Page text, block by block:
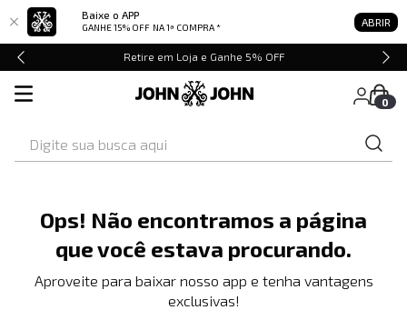
Baixe o APP
GANHE 15% OFF NA 1ª COMPRA * ABRIR
Retire em Loja e Ganhe 5% OFF
0
Ops! Não encontramos a página
que você estava procurando.
Aproveite para baixar nosso app e tenha vantagens
exclusivas!